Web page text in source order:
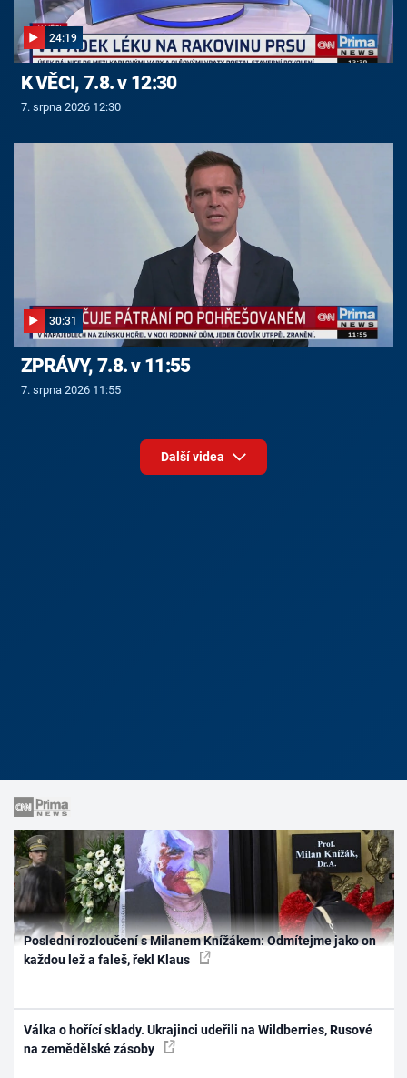
24:19
K VĚCI, 7.8. v 12:30
7. srpna 2026 12:30
30:31
ZPRÁVY, 7.8. v 11:55
7. srpna 2026 11:55
Další videa
Poslední rozloučení s Milanem Knížákem: Odmítejme jako on
každou lež a faleš, řekl Klaus
Válka o hořící sklady. Ukrajinci udeřili na Wildberries, Rusové
na zemědělské zásoby